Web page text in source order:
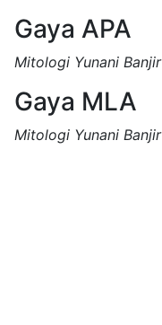
Gaya APA
Mitologi Yunani
Gaya MLA
Mitologi Yunani